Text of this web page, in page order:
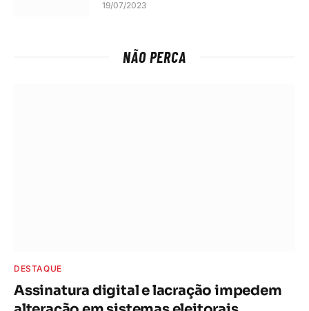
19/07/2023
NÃO PERCA
DESTAQUE
Assinatura digital e lacração impedem